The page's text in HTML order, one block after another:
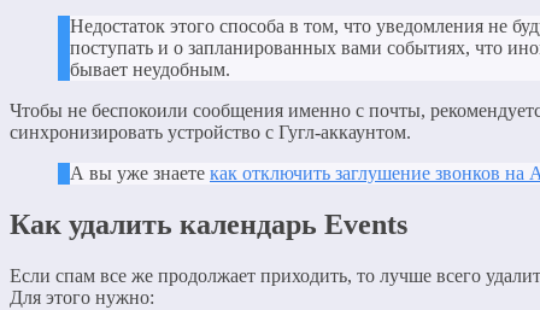
Недостаток этого способа в том, что уведомления не
поступать и о запланированных вами событиях, что
бывает неудобным.
Чтобы не беспокоили сообщения именно с почты,
синхронизировать устройство с Гугл-аккаунтом.
А вы уже знаете как отключить заглушение звонков на
Как удалить календарь Events
Если спам все же продолжает приходить, то лучше всего
Для этого нужно: